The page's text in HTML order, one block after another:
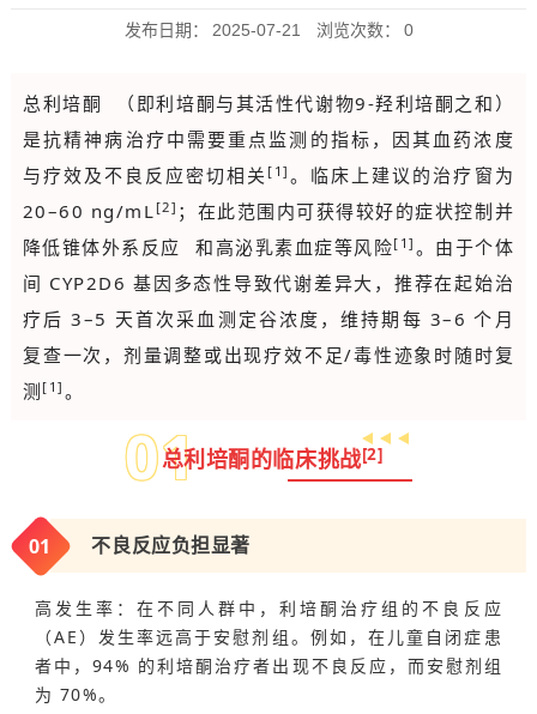
发布日期： 2025-07-21 浏览次数： 0
总利培酮
（即利培酮与其活性代谢物9-羟利培酮之和）
是抗精神病治疗中需要重点监测的指标，因其血药浓度
与疗效及不良反应密切相关 [1] 。临床上建议的治疗窗为
20–60 ng/mL [2] ；在此范围内可获得较好的症状控制并
降低锥体外系反应 和高泌乳素血症等风险[1] 。由于个体
间 CYP2D6 基因多态性导致代谢差异大，推荐在起始治
疗后 3–5 天首次采血测定谷浓度，维持期每 3–6 个月
复查一次，剂量调整或出现疗效不足/毒性迹象时随时复
测 [1] 。
01
总利培酮的临床挑战[2]
01 不良反应负担显著
高发生率：在不同人群中，利培酮治疗组的不良反应
（AE）发生率远高于安慰剂组。例如，在儿童自闭症患
者中，94% 的利培酮治疗者出现不良反应，而安慰剂组
为 70%。